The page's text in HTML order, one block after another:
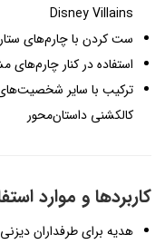
Disney Villains
ست کردن با چارم‌های
استفاده در کنار
کالکشنی داستان‌محور
کاربردها و موارد
هدیه برای طرفداران دیزنی